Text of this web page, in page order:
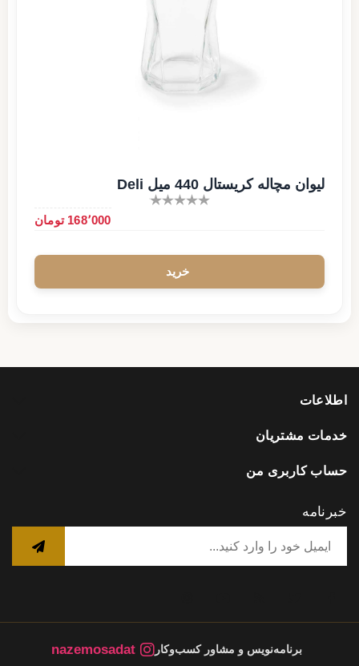
لیوان مچاله کریستال 440 میل Deli
168٬000 تومان
اطلاعات
خدمات مشتریان
حساب کاربری من
خبرنامه
برنامه‌نویس و مشاور کسب‌وکار nazemosadat